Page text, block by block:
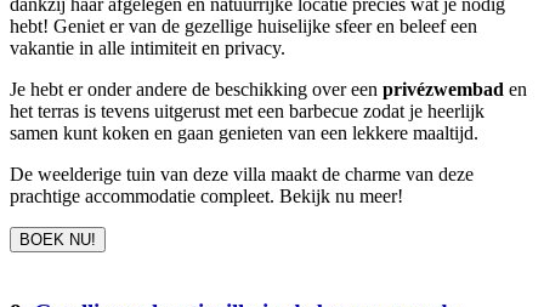
hebt! Geniet er van de gezellige huiselijke sfeer en beleef een
vakantie in alle intimiteit en privacy.
Je hebt er onder andere de beschikking over een privézwembad en
het terras is tevens uitgerust met een barbecue zodat je heerlijk
samen kunt koken en gaan genieten van een lekkere maaltijd.
De weelderige tuin van deze villa maakt de charme van deze
prachtige accommodatie compleet. Bekijk nu meer!
BOEK NU!